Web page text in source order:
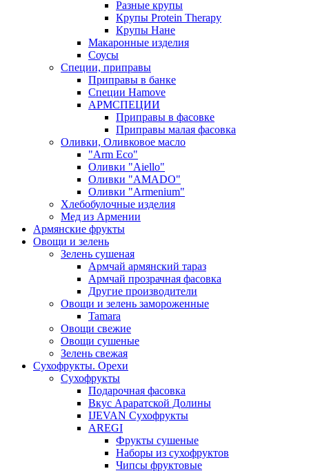
Разные крупы
Крупы Protein Therapy
Крупы Нане
Макаронные изделия
Соусы
Специи, приправы
Приправы в банке
Специи Hamove
АРМСПЕЦИИ
Приправы в фасовке
Приправы малая фасовка
Оливки, Оливковое масло
"Arm Eco"
Оливки "Aiello"
Оливки "AMADO"
Оливки "Armenium"
Хлебобулочные изделия
Мед из Армении
Армянские фрукты
Овощи и зелень
Зелень сушеная
Армчай армянский тараз
Армчай прозрачная фасовка
Другие производители
Овощи и зелень замороженные
Tamara
Овощи свежие
Овощи сушеные
Зелень свежая
Сухофрукты. Орехи
Сухофрукты
Подарочная фасовка
Вкус Араратской Долины
IJEVAN Сухофрукты
AREGI
Фрукты сушеные
Наборы из сухофруктов
Чипсы фруктовые